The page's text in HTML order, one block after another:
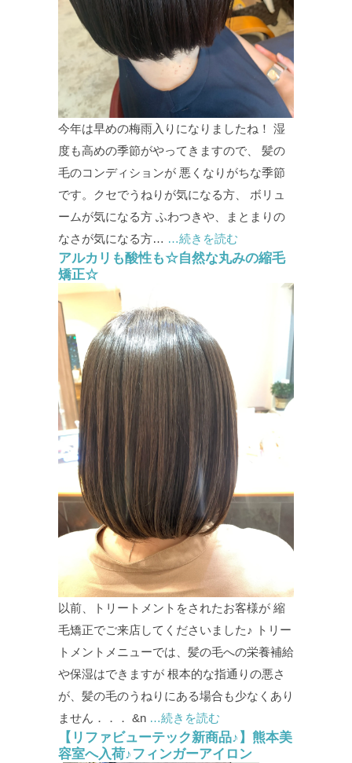
今年は早めの梅雨入りになりましたね！ 湿
度も高めの季節がやってきますので、 髪の
毛のコンディションが 悪くなりがちな季節
です。クセでうねりが気になる方、 ボリュ
ームが気になる方 ふわつきや、まとまりの
なさが気になる方… …続きを読む
アルカリも酸性も☆自然な丸みの縮毛
矯正☆
以前、トリートメントをされたお客様が 縮
毛矯正でご来店してくださいました♪ トリー
トメントメニューでは、髪の毛への栄養補給
や保湿はできますが 根本的な指通りの悪さ
が、髪の毛のうねりにある場合も少なくあり
ません．．． &n …続きを読む
【リファビューテック新商品♪】熊本美
容室へ入荷♪フィンガーアイロン